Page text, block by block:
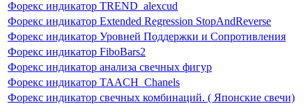
Форекс индикатор TREND_alexcud
Форекс индикатор Extended Regression StopAndReverse
Форекс индикатор Уровней Поддержки и Сопротивления
Форекс индикатор FiboBars2
Форекс индикатор анализа свечных фигур
Форекс индикатор TAACH_Chanels
Форекс индикатор свечных комбинаций. ( Японские свечи)